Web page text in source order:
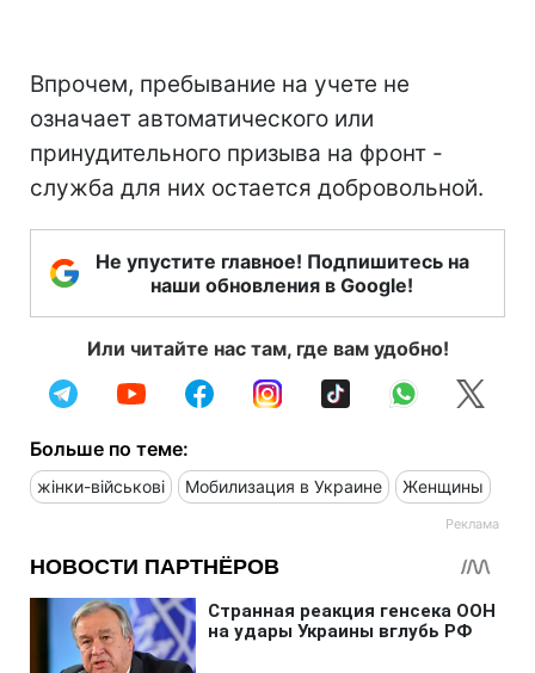
Впрочем, пребывание на учете не
означает автоматического или
принудительного призыва на фронт -
служба для них остается добровольной.
Не упустите главное! Подпишитесь на
наши обновления в Google!
Или читайте нас там, где вам удобно!
Больше по теме:
жінки-військові Мобилизация в Украине Женщины